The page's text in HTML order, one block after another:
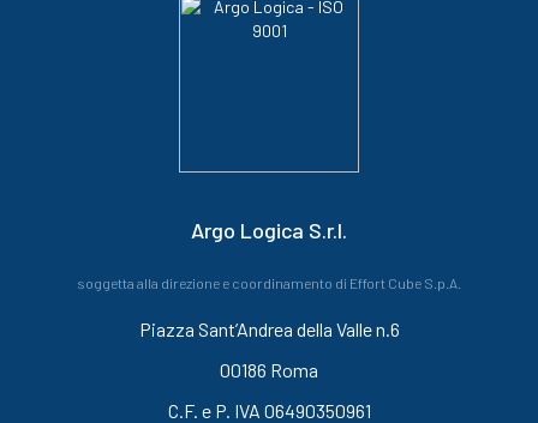
Argo Logica S.r.l.
soggetta alla direzione e coordinamento di Effort Cube S.p.A.
Piazza Sant’Andrea della Valle n.6
00186 Roma
C.F. e P. IVA 06490350961